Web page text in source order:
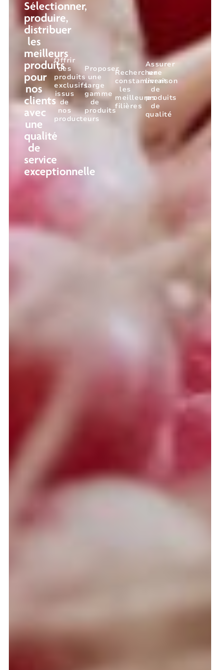
Sélectionner,
produire,
distribuer
les
meilleurs
produits
pour
nos
clients
avec
une
qualité
de
service
exceptionnelle
Offrir
des
produits
exclusifs
issus
de
nos
producteurs
Proposer
une
large
gamme
de
produits
Rechercher
constamment
les
meilleures
filières
Assurer
une
livraison
de
produits
de
qualité